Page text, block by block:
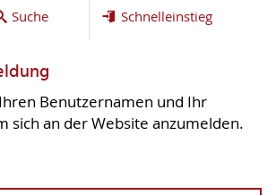
Suche Schnelleinstieg
Benutzernamen und Ihr
sich an der Website anzumelden.